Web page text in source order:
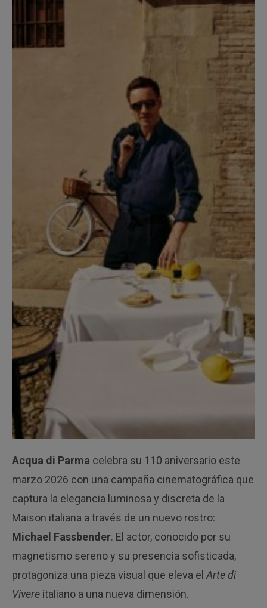
Acqua di Parma celebra su 110 aniversario este
marzo 2026 con una campaña cinematográfica que
captura la elegancia luminosa y discreta de la
Maison italiana a través de un nuevo rostro:
Michael Fassbender. El actor, conocido por su
magnetismo sereno y su presencia sofisticada,
protagoniza una pieza visual que eleva elArte di
Vivere italiano a una nueva dimensión.